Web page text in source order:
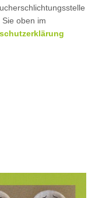
oben im